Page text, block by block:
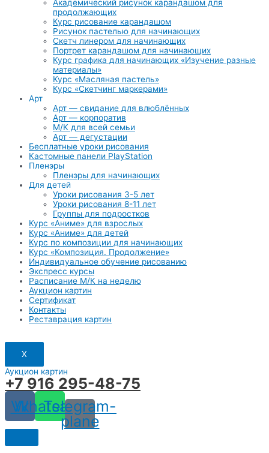
Академический рисунок карандашом для
продолжающих
Курс рисование карандашом
Рисунок пастелью для начинающих
Скетч линером для начинающих
Портрет карандашом для начинающих
Курс графика для начинающих «Изучение разные
материалы»
Курс «Масляная пастель»
Курс «Скетчинг маркерами»
Арт
Арт — свидание для влюблённых
Арт — корпоратив
М/К для всей семьи
Арт — дегустации
Бесплатные уроки рисования
Кастомные панели PlayStation
Пленэры
Пленэры для начинающих
Для детей
Уроки рисования 3-5 лет
Уроки рисования 8-11 лет
Группы для подростков
Курс «Аниме» для взрослых
Курс «Аниме» для детей
Курс по композиции для начинающих
Курс «Композиция. Продолжение»
Индивидуальное обучение рисованию
Экспресс курсы
Расписание М/К на неделю
Аукцион картин
Сертификат
Контакты
Реставрация картин
X
Аукцион картин
+7 916 295-48-75
Vk
Whatsapp
Telegram-
plane